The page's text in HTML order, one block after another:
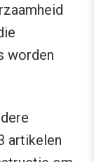
worden
artikelen